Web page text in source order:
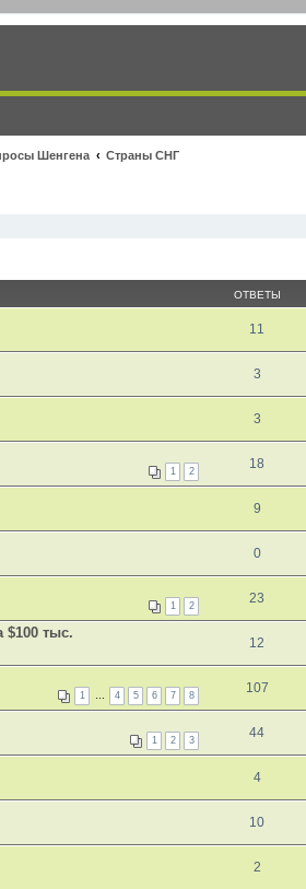
Шенгена Страны СНГ
ОТВЕТЫ
11
3
3
1 2 18
9
0
1 2 23
$100 тыс.
12
1 … 4 5 6 7 8 107
1 2 3 44
4
10
2